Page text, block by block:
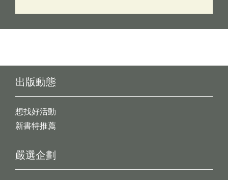
出版動態
想找好活動
新書特推薦
嚴選企劃